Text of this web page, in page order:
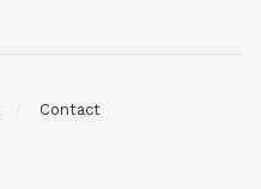
Contact